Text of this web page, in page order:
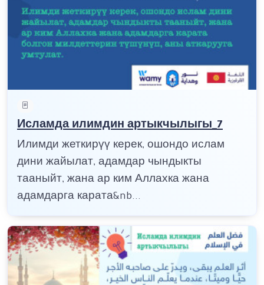
Исламда илимдин артыкчылыгы_7
Илимди жеткирүү керек, ошондо ислам
дини жайылат, адамдар чындыкты
тааныйт, жана ар ким Аллахка жана
адамдарга карата&nb...